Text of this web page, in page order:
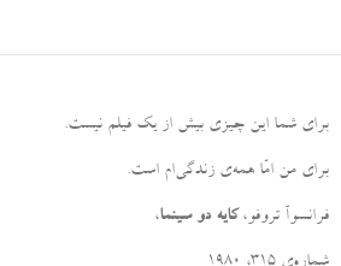
برای شما این چیزی بیش از یک فیلم نیست.
برای من امّا همه‌ی زندگی‌ام است.
فرانسوآ تروفو،کایه دو سینما،
شماره‌ی ۳۱۵، ۱۹۸۰